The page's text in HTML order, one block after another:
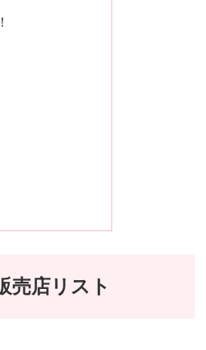
売店リスト